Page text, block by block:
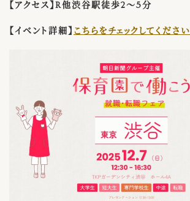
【アクセス】R他渋谷駅徒歩2～5分
【イベント詳細】 こちらをチェックしてください